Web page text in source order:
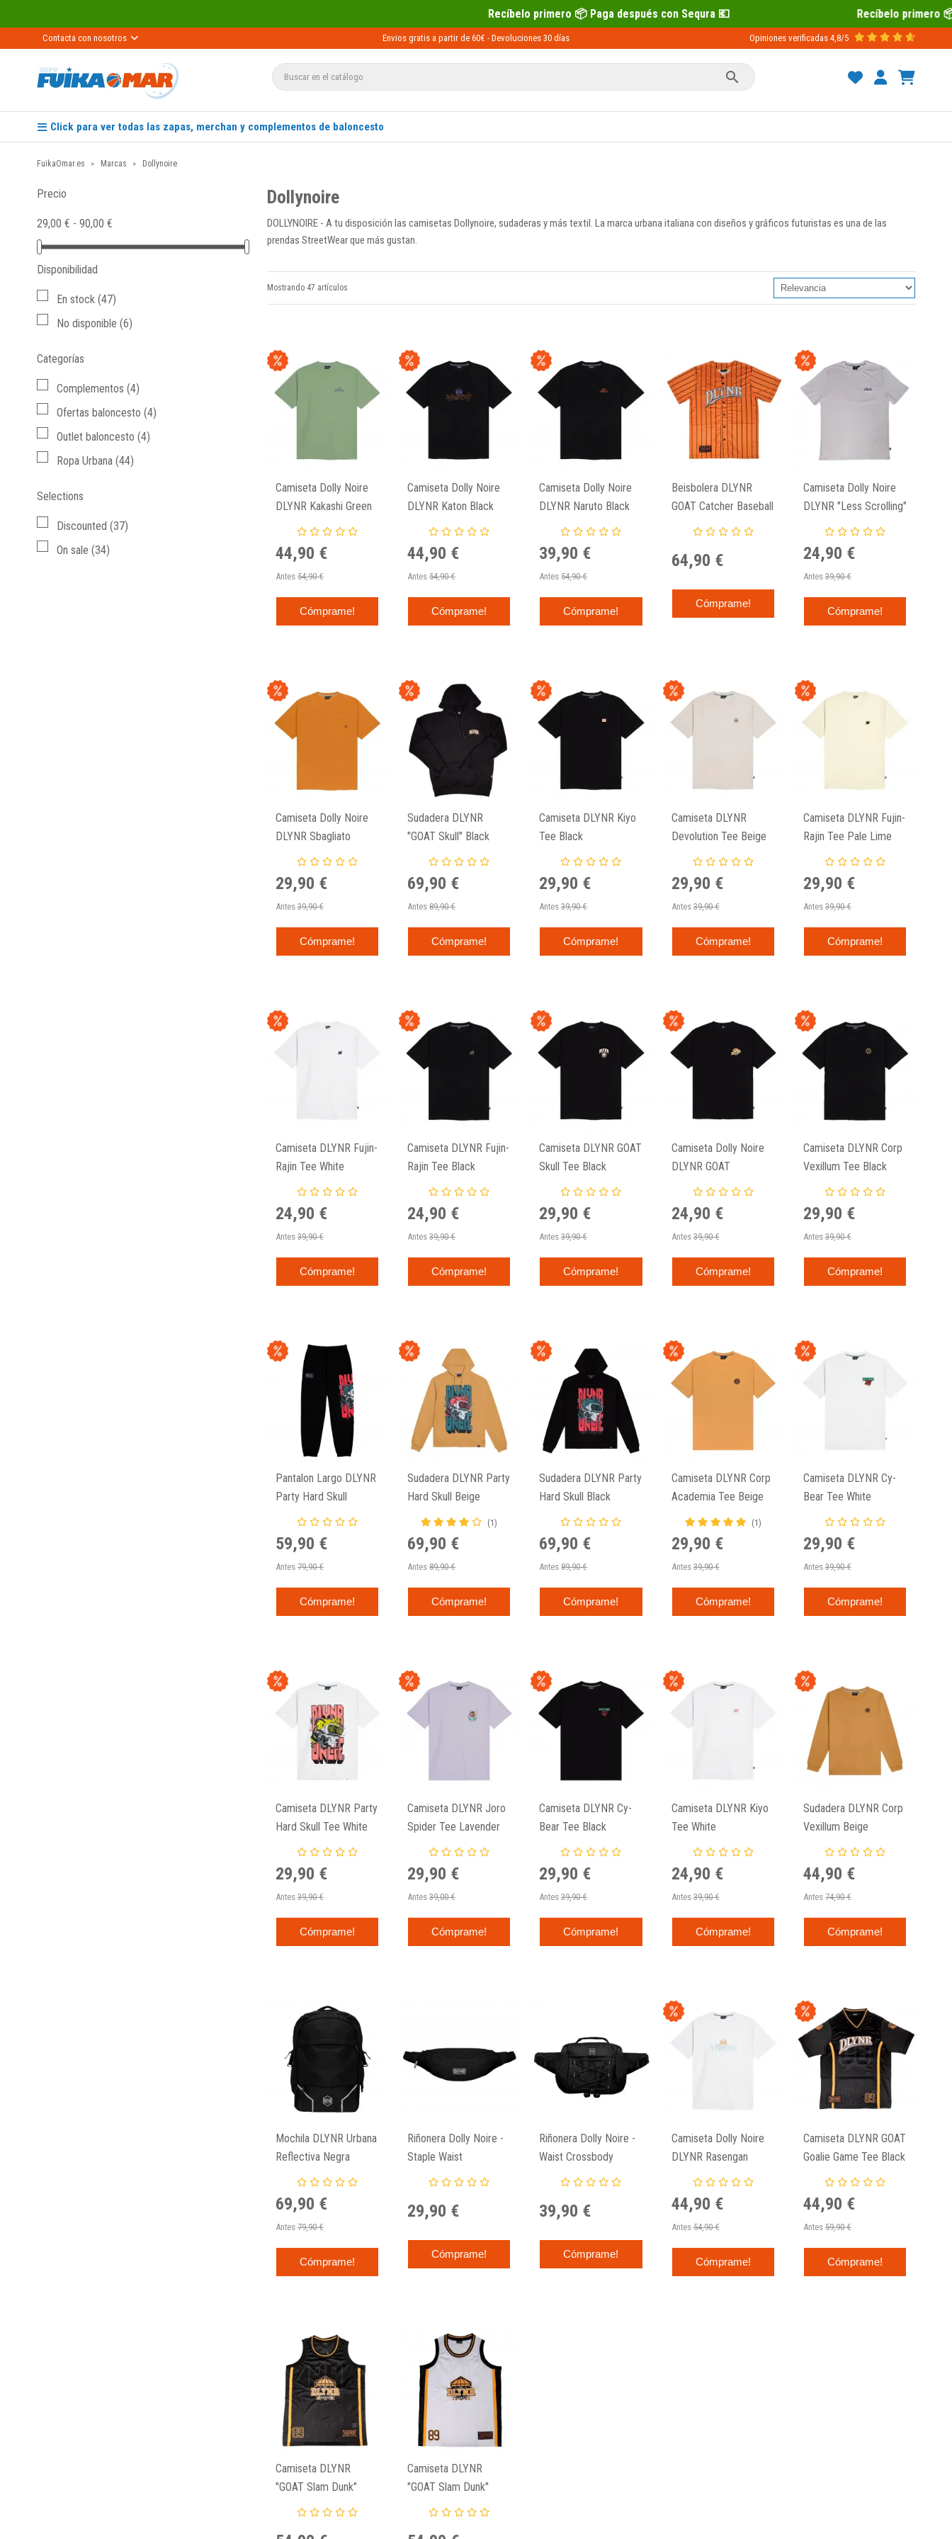
Recíbelo primero 📦 Paga después con Sequra 💶 Recíbelo primero 📦 Paga después
Contacta con nosotros Envios gratis a partir de 60€ - Devoluciones 30 días Opiniones verificadas 4,8/5

Click para ver todas las zapas, merchan y complementos de baloncesto
FuikaOmar.es Marcas Dollynoire
Precio
29,00 € - 90,00 €
Disponibilidad
En stock (47)
No disponible (6)
Categorías
Complementos (4)
Ofertas baloncesto (4)
Outlet baloncesto (4)
Ropa Urbana (44)
Selections
Discounted (37)
On sale (34)
Dollynoire
DOLLYNOIRE - A tu disposición las camisetas Dollynoire, sudaderas y más textil. La marca urbana italiana con diseños y gráficos futuristas es una de las
prendas StreetWear que más gustan.
Mostrando 47 artículos
Camiseta Dolly Noire
DLYNR Kakashi Green
44,90 €
Antes 54,90 €
Cómprame!
Camiseta Dolly Noire
DLYNR Katon Black
44,90 €
Antes 54,90 €
Cómprame!
Camiseta Dolly Noire
DLYNR Naruto Black
39,90 €
Antes 54,90 €
Cómprame!
Beisbolera DLYNR
GOAT Catcher Baseball
64,90 €
Cómprame!
Camiseta Dolly Noire
DLYNR "Less Scrolling"
24,90 €
Antes 39,90 €
Cómprame!
Camiseta Dolly Noire
DLYNR Sbagliato
Pocket Tee Orange
29,90 €
Antes 39,90 €
Cómprame!
Sudadera DLYNR
"GOAT Skull" Black
69,90 €
Antes 89,90 €
Cómprame!
Camiseta DLYNR Kiyo
Tee Black
29,90 €
Antes 39,90 €
Cómprame!
Camiseta DLYNR
Devolution Tee Beige
Moonbeam
29,90 €
Antes 39,90 €
Cómprame!
Camiseta DLYNR Fujin-
Rajin Tee Pale Lime
29,90 €
Antes 39,90 €
Cómprame!
Camiseta DLYNR Fujin-
Rajin Tee White
24,90 €
Antes 39,90 €
Cómprame!
Camiseta DLYNR Fujin-
Rajin Tee Black
24,90 €
Antes 39,90 €
Cómprame!
Camiseta DLYNR GOAT
Skull Tee Black
29,90 €
Antes 39,90 €
Cómprame!
Camiseta Dolly Noire
DLYNR GOAT
Playground Tee Black
24,90 €
Antes 39,90 €
Cómprame!
Camiseta DLYNR Corp
Vexillum Tee Black
29,90 €
Antes 39,90 €
Cómprame!
Pantalon Largo DLYNR
Party Hard Skull
Negros
59,90 €
Antes 79,90 €
Cómprame!
Sudadera DLYNR Party
Hard Skull Beige
(1)
69,90 €
Antes 89,90 €
Cómprame!
Sudadera DLYNR Party
Hard Skull Black
69,90 €
Antes 89,90 €
Cómprame!
Camiseta DLYNR Corp
Academia Tee Beige
(1)
29,90 €
Antes 39,90 €
Cómprame!
Camiseta DLYNR Cy-
Bear Tee White
29,90 €
Antes 39,90 €
Cómprame!
Camiseta DLYNR Party
Hard Skull Tee White
29,90 €
Antes 39,90 €
Cómprame!
Camiseta DLYNR Joro
Spider Tee Lavender
29,90 €
Antes 39,00 €
Cómprame!
Camiseta DLYNR Cy-
Bear Tee Black
29,90 €
Antes 39,90 €
Cómprame!
Camiseta DLYNR Kiyo
Tee White
24,90 €
Antes 39,90 €
Cómprame!
Sudadera DLYNR Corp
Vexillum Beige
Crewneck
44,90 €
Antes 74,90 €
Cómprame!
Mochila DLYNR Urbana
Reflectiva Negra
69,90 €
Antes 79,90 €
Cómprame!
Riñonera Dolly Noire -
Staple Waist
Crossbody Negra
29,90 €
Cómprame!
Riñonera Dolly Noire -
Waist Crossbody
Negra
39,90 €
Cómprame!
Camiseta Dolly Noire
DLYNR Rasengan
44,90 €
Antes 54,90 €
Cómprame!
Camiseta DLYNR GOAT
Goalie Game Tee Black
44,90 €
Antes 59,90 €
Cómprame!
Camiseta DLYNR
"GOAT Slam Dunk"
Tank Top Black
Camiseta DLYNR
"GOAT Slam Dunk"
Tank Top White